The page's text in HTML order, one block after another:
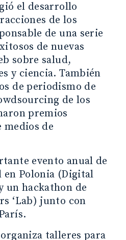
el desarrollo
de los
de una serie
de nuevas
sobre salud,
y ciencia. También
de periodismo de
de los
premios
medios de
evento anual de
Polonia (Digital
un hackathon de
‘Lab) junto con
talleres para